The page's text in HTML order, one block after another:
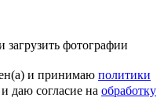
фотографии
и принимаю политики
и даю согласие на обработку